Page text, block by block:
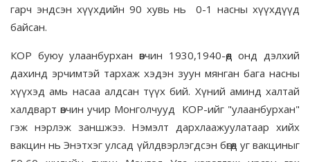
гарч эндсэн хүүхдийн 90 хувь нь 0-1 насны хүүхдүүд
байсан.
КОР буюу улаанбурхан өвчин 1930,1940-өөд онд дэлхий
дахинд эрчимтэй тархаж хэдэн зуун мянган бага насны
хүүхэд амь насаа алдсан түүх бий. Хүний аминд халтай
халдварт өвчин учир Монголчууд КОР-ийг "улаанбурхан"
гэж нэрлэж заншжээ. Нэмэлт дархлаажуулатаар хийх
вакцин нь Энэтхэг улсад үйлдвэрлэгдсэн бөгөөд уг вакциныг